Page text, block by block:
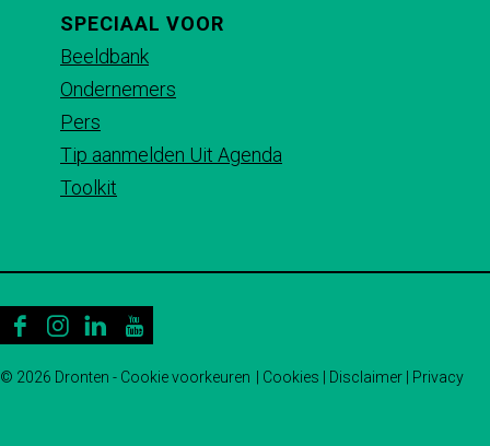
l
A
p
p
SPECIAAL VOOR
Beeldbank
Ondernemers
Pers
Tip aanmelden Uit Agenda
Toolkit
© 2026 Dronten - Cookie voorkeuren Cookies Disclaimer Privacy
F
a
I
n
L
i
Y
o